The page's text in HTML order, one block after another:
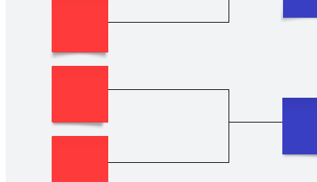
zu treffen, indem Sie nach und nach die anderen Optionen
ausklammern.